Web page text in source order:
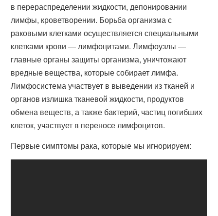
в перераспределении жидкости, депонировании
лимфы, кроветворении. Борьба организма с
раковыми клетками осуществляется специальными
клетками крови — лимфоцитами. Лимфоузлы —
главные органы защиты организма, уничтожают
вредные вещества, которые собирает лимфа.
Лимфосистема участвует в выведении из тканей и
органов излишка тканевой жидкости, продуктов
обмена веществ, а также бактерий, частиц погибших
клеток, участвует в переносе лимфоцитов.
Первые симптомы рака, которые мы игнорируем: